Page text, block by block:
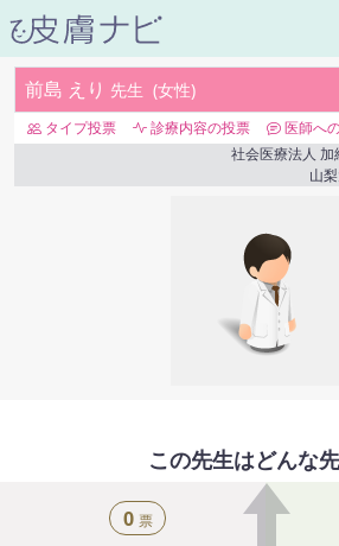
前島 えり 先生 女性
タイプ投票 診療内容の投票 医師へ
社会医療法人
山
この先生はどんな
0 票